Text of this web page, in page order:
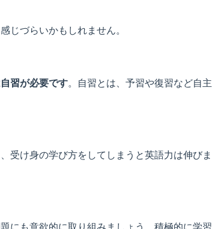
じづらいかもしれません。
習が必要です。自習とは、予習や復習など自主
受け身の学び方をしてしまうと英語力は伸びま